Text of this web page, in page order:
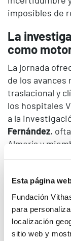
Esta página
Fundación
para
localización
sitio web y
imposibles de
La
como
La jornada
de los
traslacional y
los hospitales
a la
Fernández,
Almería y
Vithas,
director del
Madrid, quien
en
Pascual,
Madrid,